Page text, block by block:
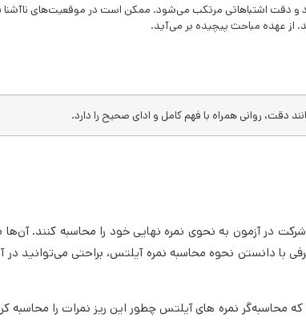
و دقت اشتباهاتی مرتکب می‌شود. ممکن است در موقعیت‌های ناآشنا
از عهده مباحث پیچیده بر می‌آید.
دقت، روانی همراه با فهم کامل و ادای صحیح را دارد.
در آزمون به نحوی نمره نهایی خود را محاسبه کنند. آن‌ها
با دانستن نحوه محاسبه نمره آیلتس، براحتی می‌توانید در
خام آن نیز از ۴۰ است. اما آیا می‌دانید که محاسبه‌گر نمره های آیلتس چطور این ریز نمرات